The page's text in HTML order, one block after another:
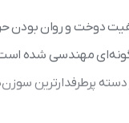
دوخت و روان بودن
مهندسی شده است
دسته پرطرفدارترین